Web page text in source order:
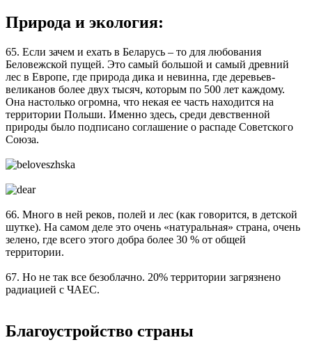
Природа и экология:
65. Если зачем и ехать в Беларусь – то для любования
Беловежской пущей. Это самый большой и самый древний
лес в Европе, где природа дика и невинна, где деревьев-
великанов более двух тысяч, которым по 500 лет каждому.
Она настолько огромна, что некая ее часть находится на
территории Польши. Именно здесь, среди девственной
природы было подписано соглашение о распаде Советского
Союза.
66. Много в ней реков, полей и лес (как говорится, в детской
шутке). На самом деле это очень «натуральная» страна, очень
зелено, где всего этого добра более 30 % от общей
территории.
67. Но не так все безоблачно. 20% территории загрязнено
радиацией с ЧАЕС.
Благоустройство страны